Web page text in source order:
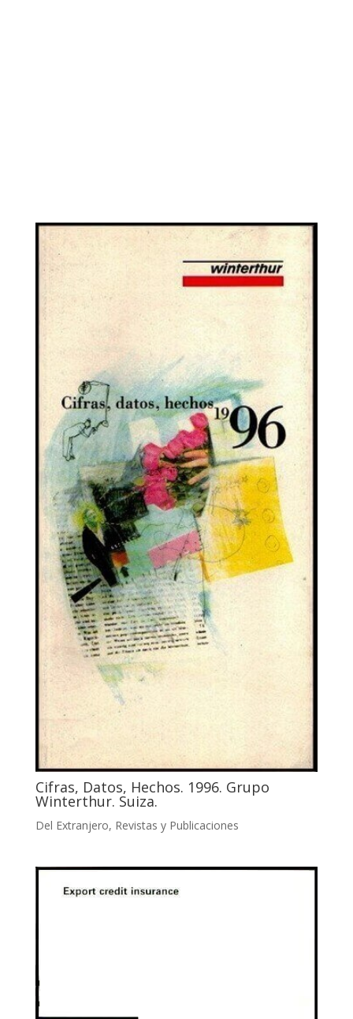
Cifras, Datos, Hechos. 1996. Grupo
Winterthur. Suiza.
Del Extranjero, Revistas y Publicaciones